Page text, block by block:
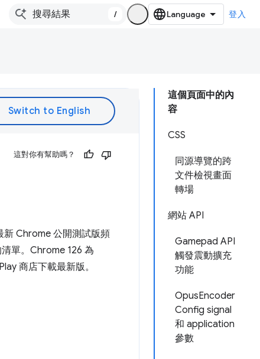
/ 登入
這個頁面中的內
容
CSS
同源導覽的跨
文件檢視畫面
轉場
網站 API
Gamepad API
觸發震動擴充
功能
OpusEncoder
Config signal
和 application
參數
這對你有幫助嗎？
Chrome 公開測試版頻
清單。Chrome 126 為
商店下載最新版。